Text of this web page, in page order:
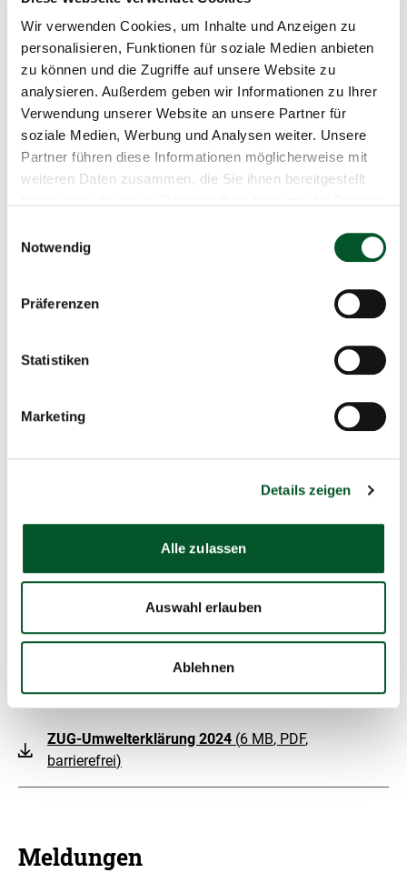
Wir verwenden Cookies, um Inhalte und Anzeigen zu
personalisieren, Funktionen für soziale Medien anbieten
zu können und die Zugriffe auf unsere Website zu
analysieren. Außerdem geben wir Informationen zu Ihrer
Verwendung unserer Website an unsere Partner für
soziale Medien, Werbung und Analysen weiter. Unsere
Partner führen diese Informationen möglicherweise mit
weiteren Daten zusammen, die Sie ihnen bereitgestellt
Notwendig
Präferenzen
Statistiken
Marketing
Details zeigen
Alle zulassen
Auswahl erlauben
Ablehnen
Europäischen Union entwickelt wurde. Es soll
Organisationen dabei unterstützen, ihre
Umweltauswirkungen zu reduzieren. Es ist das bis dato
weltweit anspruchsvollste und effektivste betriebliche
Umweltmanagementsystem. EMAS basiert auf der
internationalen Norm für Umweltmanagementsysteme EN
ISO 14001, geht jedoch noch weiter. Es unterscheidet sich
von der ISO-Norm 14001 unter anderem darin, dass die
Mitarbeitende einzubinden und die Umweltleistung
Nachhaltigkeitsmanagement
Zukunft – Umwelt – Gesellschaft (ZUG)
Stresemannstr. 69 - 71
E-Mail schreiben
Mehr erfahren
ZUG-Umwelterklärung 2024 (6 MB, PDF,
barrierefrei)
Meldungen